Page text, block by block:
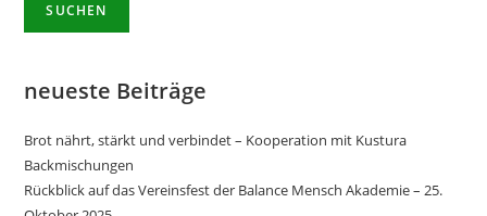
SUCHEN
neueste Beiträge
Brot nährt, stärkt und verbindet – Kooperation mit Kustura
Backmischungen
Rückblick auf das Vereinsfest der Balance Mensch Akademie – 25.